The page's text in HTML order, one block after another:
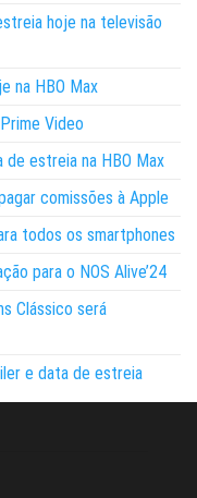
hoje na televisão
na HBO Max
Video
de estreia na HBO Max
comissões à Apple
todos os smartphones
para o NOS Alive’24
Clássico será
e data de estreia